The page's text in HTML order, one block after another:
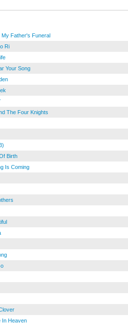
Father's Funeral
Ri
Your Song
The Four Knights
Birth
Is Coming
In Heaven